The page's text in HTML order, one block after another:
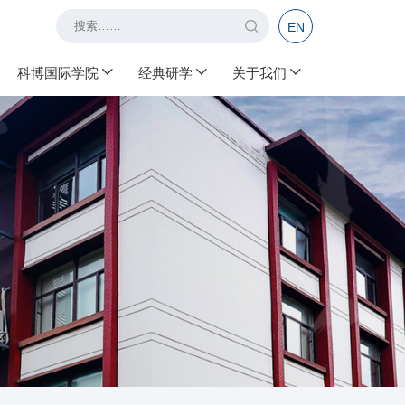
EN
科博国际学院 经典研学 关于我们